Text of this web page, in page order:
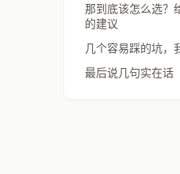
那到底该怎么选？
的建议
几个容易踩的坑，
最后说几句实在话
立即预约
提交即视为您同意我们与您联系，信